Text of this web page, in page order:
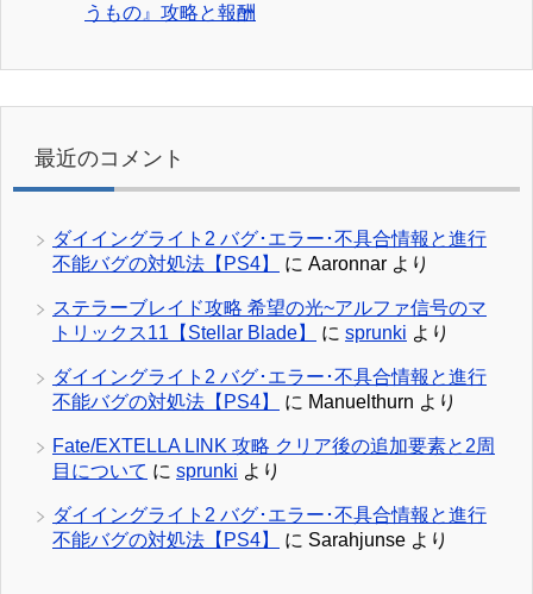
うもの』攻略と報酬
最近のコメント
ダイイングライト2 バグ･エラー･不具合情報と進行
不能バグの対処法【PS4】
に Aaronnar より
ステラーブレイド攻略 希望の光~アルファ信号のマ
トリックス11【Stellar Blade】
に sprunki より
ダイイングライト2 バグ･エラー･不具合情報と進行
不能バグの対処法【PS4】
に Manuelthurn より
Fate/EXTELLA LINK 攻略 クリア後の追加要素と2周
目について に sprunki より
ダイイングライト2 バグ･エラー･不具合情報と進行
不能バグの対処法【PS4】
に Sarahjunse より